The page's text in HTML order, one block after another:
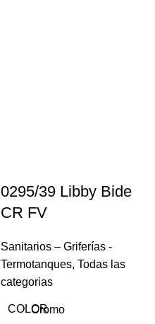
Cromo
0295/39 Libby Bide
CR FV
Sanitarios – Griferías -
Termotanques, Todas las
categorias
COLOR